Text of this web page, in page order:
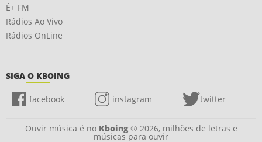
É+ FM
Rádios Ao Vivo
Rádios OnLine
SIGA O KBOING
facebook instagram twitter
Ouvir música é no Kboing® 2026, milhões de letras e
músicas para ouvir